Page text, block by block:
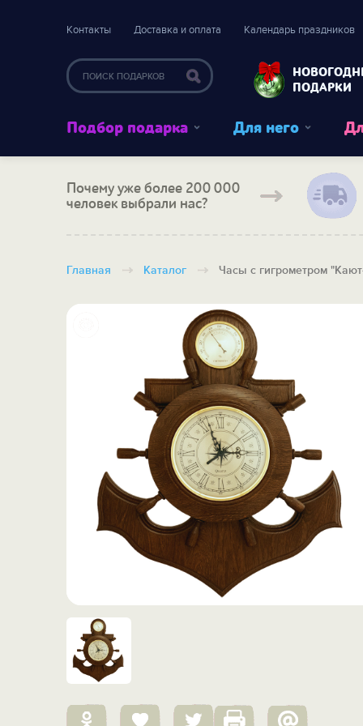
Контакты Доставка и оплата Календарь праздников
ПОДАРКИ
Подбор подарка Для него
Почему уже более 200 000
человек выбрали нас?
Главная Каталог Часы с гигрометром